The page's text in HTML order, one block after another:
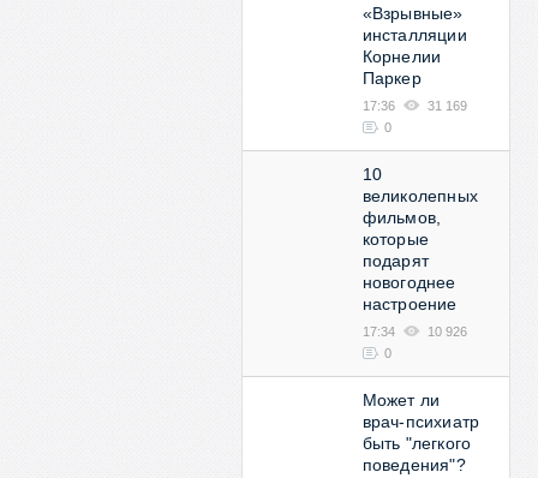
«Взрывные»
инсталляции
Корнелии
Паркер
17:36
31 169
0
10
великолепных
фильмов,
которые
подарят
новогоднее
настроение
17:34
10 926
0
Может ли
врач-психиатр
быть "легкого
поведения"?